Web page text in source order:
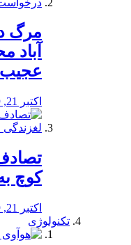
مرگ
اکتبر 21, 2019
کوچ
اکتبر 21, 2019
تکنولوژی